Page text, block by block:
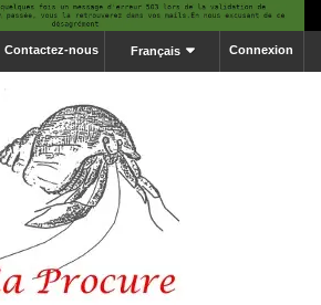
Connexion
Français
Contactez-nous